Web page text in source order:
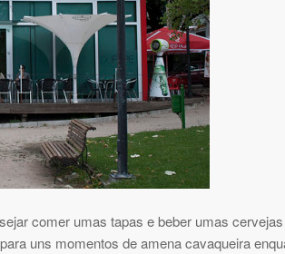
comer umas tapas e beber umas
uns momentos de amena cavaqueira